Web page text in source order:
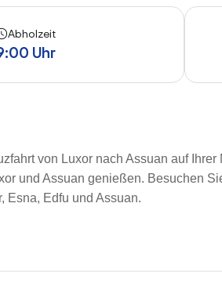
Abholzeit
Uhr
von Luxor nach Assuan auf
und Assuan genießen. Besuchen
Esna, Edfu und Assuan.